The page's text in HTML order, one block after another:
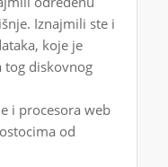
Iznajmili ste i
koje je
tog diskovnog
i procesora web
od